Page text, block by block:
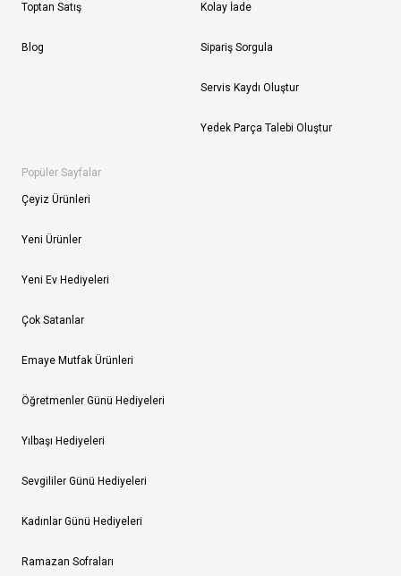
Toptan Satış
Blog
Kolay İade
Sipariş Sorgula
Servis Kaydı Oluştur
Yedek Parça Talebi Oluştur
Popüler Sayfalar
Çeyiz Ürünleri
Yeni Ürünler
Yeni Ev Hediyeleri
Çok Satanlar
Emaye Mutfak Ürünleri
Öğretmenler Günü Hediyeleri
Yılbaşı Hediyeleri
Sevgililer Günü Hediyeleri
Kadınlar Günü Hediyeleri
Ramazan Sofraları